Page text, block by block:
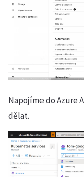
Napojíme do Azure
dělat.